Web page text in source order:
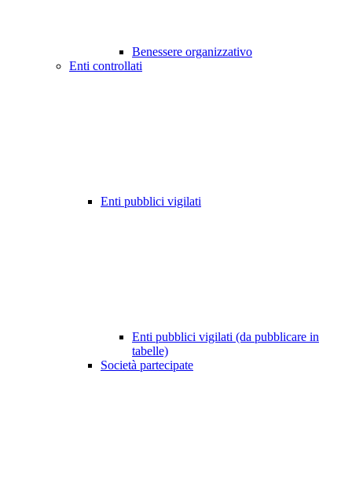
Benessere organizzativo
Enti controllati
Enti pubblici vigilati
Enti pubblici vigilati (da pubblicare in
tabelle)
Società partecipate